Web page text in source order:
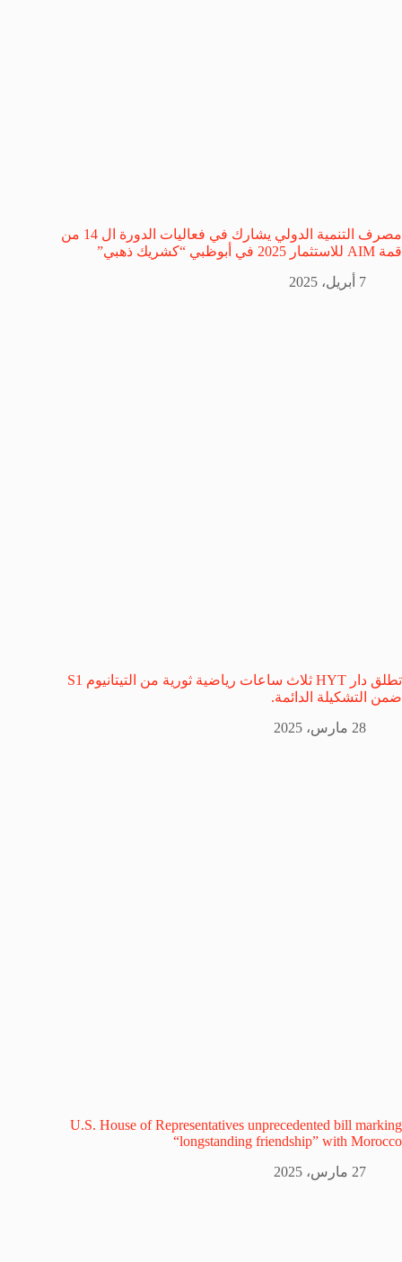
مصرف التنمية الدولي يشارك في فعاليات الدورة ال 14 من
قمة AIM للاستثمار 2025 في أبوظبي “كشريك ذهبي”
7 أبريل، 2025
تطلق دار HYT ثلاث ساعات رياضية ثورية من التيتانيوم S1
ضمن التشكيلة الدائمة.
28 مارس، 2025
U.S. House of Representatives unprecedented bill marking
“longstanding friendship” with Morocco
27 مارس، 2025